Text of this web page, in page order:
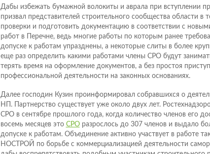
Дабы избежать бумажной волокиты и аврала при вступлении
призвал представителей строительного сообщества области в
проверки и подготовить документацию в соответствии с
работ в Перечне, ведь многие работы по которым ранее
допуске к работам упразднены, а некоторые слиты в более
еще раз определить какими работами члены СРО будут
терять время на оформление документов, а без простоя
профессиональной деятельности на законных основаниях.
Далее господин Кузин проинформировал собравшихся о
НП. Партнерство существует уже около двух лет.
СРО в сентябре прошлого года, когда количество членов его
восемь месяцев это СРОразрослось до 307 членов и выдало
допуске к работам. Объединение активно участвует в работе
НОСТРОЙ по борьбе с коммерциализацией деятельности